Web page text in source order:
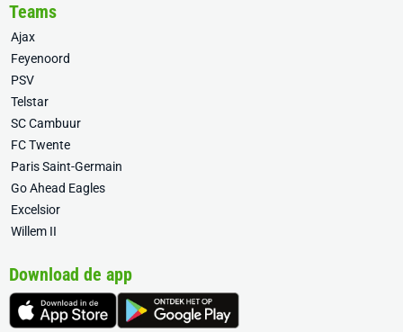
Teams
Ajax
Feyenoord
PSV
Telstar
SC Cambuur
FC Twente
Paris Saint-Germain
Go Ahead Eagles
Excelsior
Willem II
Download de app